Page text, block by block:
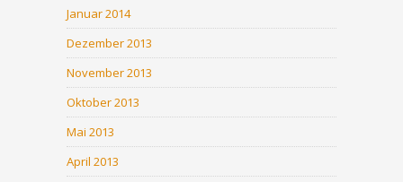
Januar 2014
Dezember 2013
November 2013
Oktober 2013
Mai 2013
April 2013